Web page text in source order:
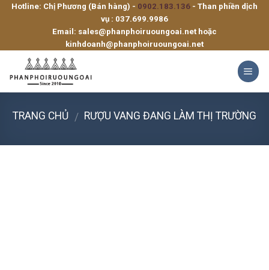
SkipHotline: Chị Phương (Bán hàng) - 0902.183.136 - Than phiền dịch
vụ : 037.699.9986
Email: sales@phanphoiruoungoai.net hoặc
kinhdoanh@phanphoiruoungoai.net
TRANG CHỦ / RƯỢU VANG ĐANG LÀM THỊ TRƯỜNG